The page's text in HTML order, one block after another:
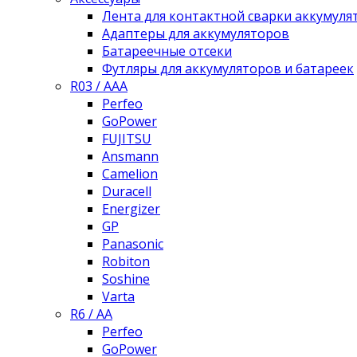
Лента для контактной сварки
Адаптеры для аккумуляторов
Батареечные отсеки
Футляры для аккумуляторов и батареек
R03 / AAA
Perfeo
GoPower
FUJITSU
Ansmann
Camelion
Duracell
Energizer
GP
Panasonic
Robiton
Soshine
Varta
R6 / AA
Perfeo
GoPower